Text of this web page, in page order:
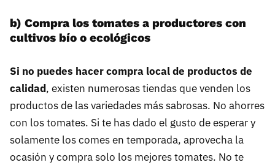
b) Compra los tomates a productores con
cultivos bío o ecológicos
Si no puedes hacer compra local de productos de
calidad, existen numerosas tiendas que venden los
productos de las variedades más sabrosas. No ahorres
con los tomates. Si te has dado el gusto de esperar y
solamente los comes en temporada, aprovecha la
ocasión y compra solo los mejores tomates. No te